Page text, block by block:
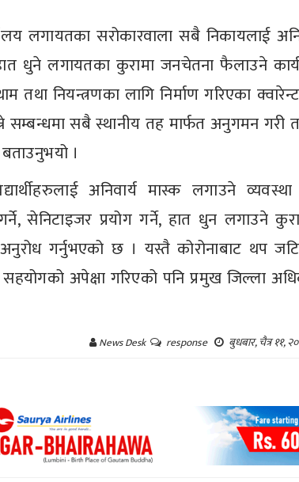
लगायतका सरोकारवाला सबै निकायलाई
धुने लगायतका कुरामा जनचेतना फैलाउने
नियन्त्रणका लागि निर्माण गरिएका
सबै स्थानीय तह मार्फत अनुगमन गरी
।
अनिवार्य मास्क लगाउने व्यवस्था
सेनिटाइजर प्रयोग गर्ने, हात धुन लगाउने
गर्नुभएको छ । यस्तै कोरोनाबाट थप
अपेक्षा गरिएको पनि प्रमुख जिल्ला
News Desk response बुधबार, चैत्र ११,